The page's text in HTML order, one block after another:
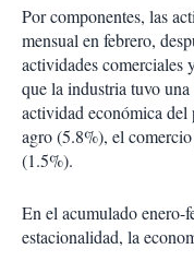
Por componentes, las
mensual en febrero,
actividades comerciales
que la industria tuvo
actividad económica
agro (5.8%), el
(1.5%).
En el acumulado enero-
estacionalidad, la